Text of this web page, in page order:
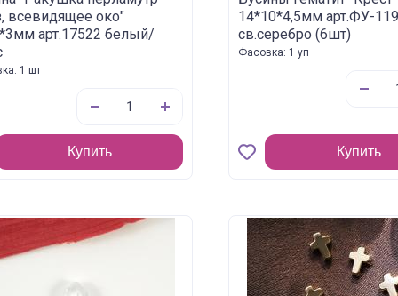
всевидящее око"
арт.17522 белый/
1 шт
Купить
14*10*4,5мм арт.ФУ-
св.серебро (6шт)
Фасовка: 1 уп
Купить